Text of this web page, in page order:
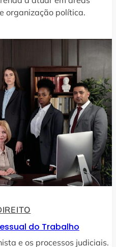
organização política.
do Trabalho
e os processos judiciais.